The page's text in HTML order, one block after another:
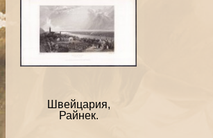
Швейцария,
Райнек.